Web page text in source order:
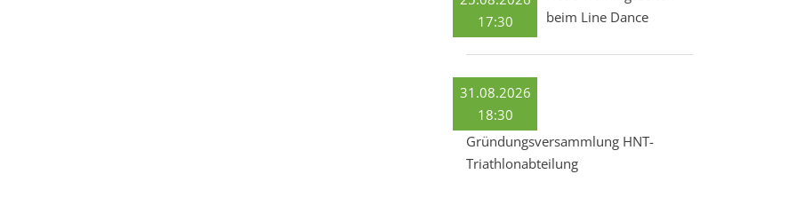
17:30
beim Line Dance
31.08.2026
18:30
Gründungsversammlung HNT-
Triathlonabteilung